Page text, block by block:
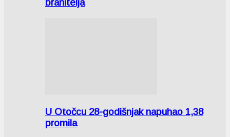
branitelja
U Otočcu 28-godišnjak napuhao 1,38
promila